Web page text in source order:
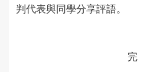
判代表與同學分享評語。
完